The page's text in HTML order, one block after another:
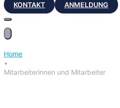
KONTAKT ANMELDUNG
Home
•
Mitarbeiterinnen und Mitarbeiter